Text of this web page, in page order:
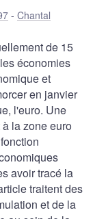
Chantal
de 15
économies
et
en janvier
l'euro. Une
la zone euro
avoir tracé la
traitent des
et de la